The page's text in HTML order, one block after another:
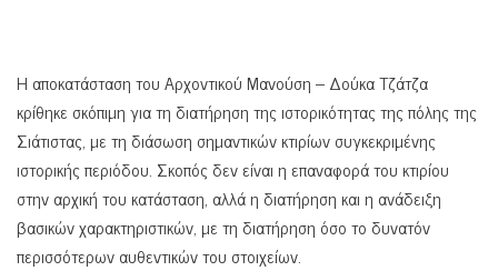
Η αποκατάσταση του Αρχοντικού Μανούση – Δούκα Τζάτζα
κρίθηκε σκόπιμη για τη διατήρηση της ιστορικότητας της πόλης της
Σιάτιστας, με τη διάσωση σημαντικών κτιρίων συγκεκριμένης
ιστορικής περιόδου. Σκοπός δεν είναι η επαναφορά του κτιρίου
στην αρχική του κατάσταση, αλλά η διατήρηση και η ανάδειξη
βασικών χαρακτηριστικών, με τη διατήρηση όσο το δυνατόν
περισσότερων αυθεντικών του στοιχείων.